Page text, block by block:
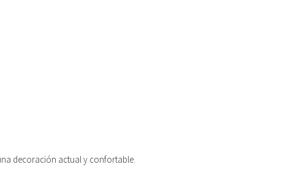
decoración actual y confortable.